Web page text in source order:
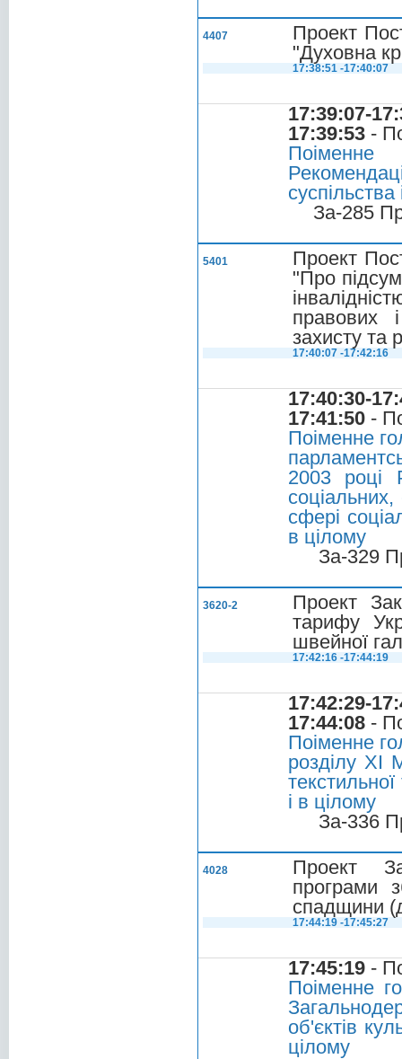
4407
Проект
"Духовна
17:38:51 -17:40:07
17:39:07-
17:39:53 -
За-285
5401
Проект
"Про
правових
захисту та
17:40:07 -17:42:16
17:40:30-
17:41:50 -
Поіменне
2003 році
соціальних,
сфері
в цілому
За-329
3620-2
Проект
тарифу
швейної
17:42:16 -17:44:19
17:42:29-
17:44:08 -
Поіменне
розділу XI
і в цілому
За-336
4028
Проект
програми
спадщини
17:44:19 -17:45:27
17:45:19 -
Поіменне
об'єктів
цілому